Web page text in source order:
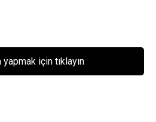
yapmak için tıklayın